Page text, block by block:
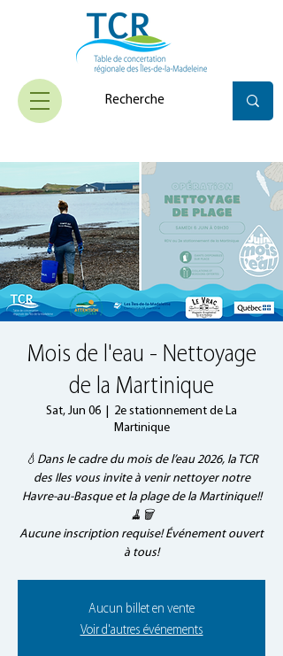
Mois de l'eau - Nettoyage
de la Martinique
Sat, Jun 06
2e stationnement de La
Martinique
💧Dans le cadre du mois de l’eau 2026, la TCR
des Iles vous invite à venir nettoyer notre
Havre-au-Basque et la plage de la Martinique!!
🧹🗑️
Aucune inscription requise! Événement ouvert
à tous!
Aucun billet en vente
Voir d'autres événements